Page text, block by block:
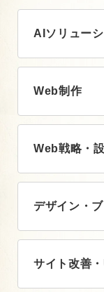
AIソリュー
Web制作
Web戦略・
デザイン・
サイト改善